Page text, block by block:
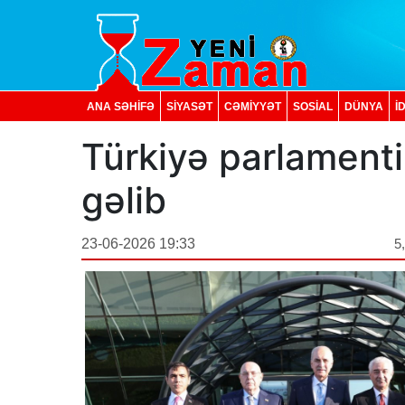
ANA SƏHİFƏ SİYASƏT CƏMİYYƏT SOSIAL DÜNYA
Türkiyə
gəlib
23-06-2026 19:33